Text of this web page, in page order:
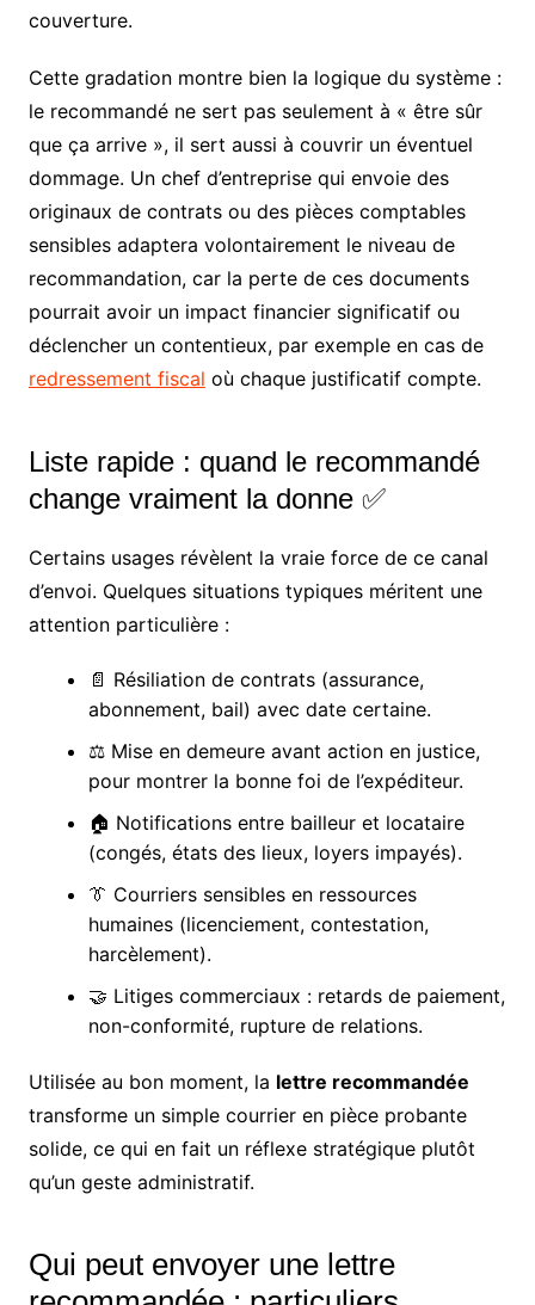
couverture.
Cette gradation montre bien la logique du système :
le recommandé ne sert pas seulement à « être sûr
que ça arrive », il sert aussi à couvrir un éventuel
dommage. Un chef d’entreprise qui envoie des
originaux de contrats ou des pièces comptables
sensibles adaptera volontairement le niveau de
recommandation, car la perte de ces documents
pourrait avoir un impact financier significatif ou
déclencher un contentieux, par exemple en cas de
redressement fiscal où chaque justificatif compte.
Liste rapide : quand le recommandé
change vraiment la donne ✅
Certains usages révèlent la vraie force de ce canal
d’envoi. Quelques situations typiques méritent une
attention particulière :
📄 Résiliation de contrats (assurance,
abonnement, bail) avec date certaine.
⚖️ Mise en demeure avant action en justice,
pour montrer la bonne foi de l’expéditeur.
🏠 Notifications entre bailleur et locataire
(congés, états des lieux, loyers impayés).
👔 Courriers sensibles en ressources
humaines (licenciement, contestation,
harcèlement).
🤝 Litiges commerciaux : retards de paiement,
non-conformité, rupture de relations.
Utilisée au bon moment, la lettre recommandée
transforme un simple courrier en pièce probante
solide, ce qui en fait un réflexe stratégique plutôt
qu’un geste administratif.
Qui peut envoyer une lettre